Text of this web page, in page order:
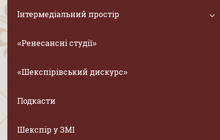
Інтермедіальний простір
«Ренесансні студії»
«Шекспірівський дискурс»
Подкасти
Шекспір у ЗМІ